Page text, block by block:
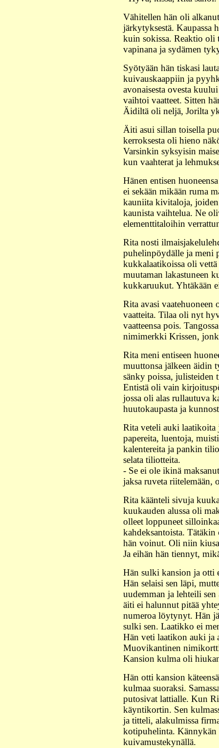
Vähitellen hän oli
järkytyksestä. Kaupassa
kuin sokissa. Reaktio oli
vapinana ja sydämen
Syötyään hän tiskasi
kuivauskaappiin ja
avonaisesta ovesta
vaihtoi vaatteet. Sitten
Äidiltä oli neljä, Jorilta
Äiti asui sillan toisella
kerroksesta oli hieno
Varsinkin syksyisin
kun vaahterat ja
Hänen entisen
ei sekään mikään ruma
kauniita kivitaloja,
kaunista vaihtelua. Ne
elementtitaloihin
Rita nosti
puhelinpöydälle ja meni
kukkalaatikoissa oli
muutaman lakastuneen
kukkaruukut. Yhtäkään
Rita avasi
vaatteita. Tilaa oli nyt
vaatteensa pois.
nimimerkki Krissen,
Rita meni entiseen
muuttonsa jälkeen äidin
sänky poissa, julisteiden
Entistä oli vain
jossa oli alas rullautuva
huutokaupasta ja
Rita veteli auki
papereita, luentoja,
kalentereita ja pankin
selata tiliotteita.
- Se ei ole ikinä
jaksa ruveta riitelemään,
Rita käänteli sivuja
kuukauden alussa oli
olleet loppuneet
kahdeksantoista.
hän voinut. Oli niin
Ja eihän hän tiennyt,
Hän sulki kansion ja otti
Hän selaisi sen läpi,
uudemman ja lehteili
äiti ei halunnut pitää
numeroa löytynyt. Hän
sulki sen. Laatikko ei
Hän veti laatikon auki ja
Muovikantinen
Kansion kulma oli
Hän otti kansion
kulmaa suoraksi.
putosivat lattialle. Kun
käyntikortin. Sen
ja titteli, alakulmissa
kotipuhelinta.
kuivamustekynällä.